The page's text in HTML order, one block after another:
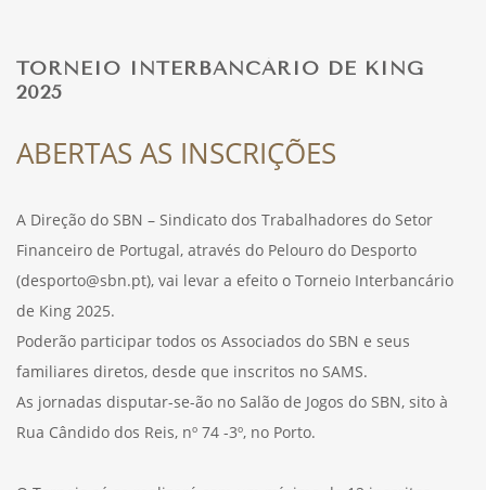
TORNEIO INTERBANCÁRIO DE KING
2025
ABERTAS AS INSCRIÇÕES
A Direção do SBN – Sindicato dos Trabalhadores do Setor
Financeiro de Portugal, através do Pelouro do Desporto
(desporto@sbn.pt), vai levar a efeito o Torneio Interbancário
de King 2025.
Poderão participar todos os Associados do SBN e seus
familiares diretos, desde que inscritos no SAMS.
As jornadas disputar-se-ão no Salão de Jogos do SBN, sito à
Rua Cândido dos Reis, nº 74 -3º, no Porto.